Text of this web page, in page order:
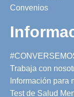
Convenios
Trabaja con
Información para
Test de Salud